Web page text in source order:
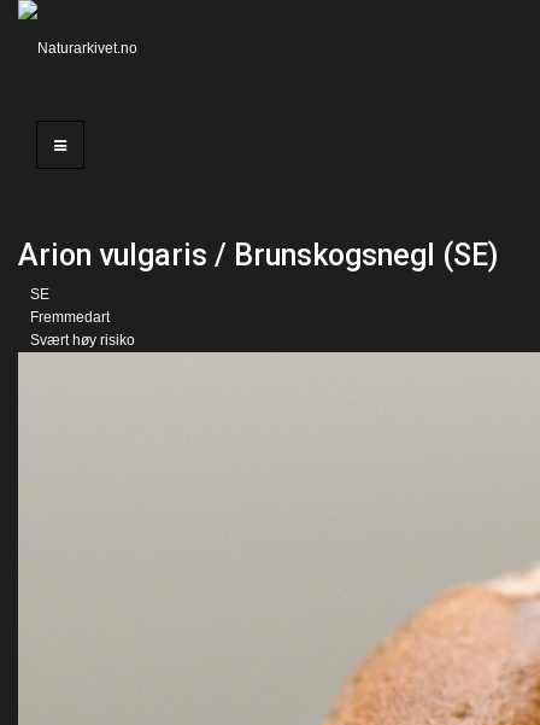
Arion vulgaris / Brunskogsnegl (SE)
SE
Fremmedart
Svært høy risiko